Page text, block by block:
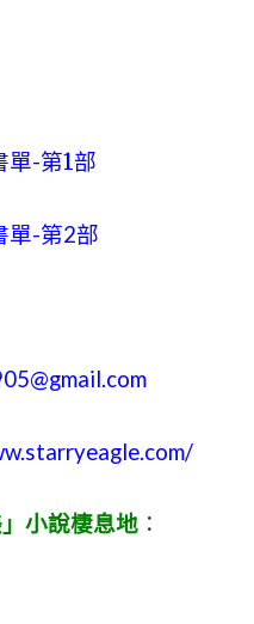
單-第1部
單-第2部
小說棲息地 ：